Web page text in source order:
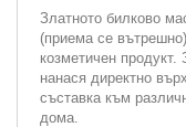
Златното билково
(приема се
козметичен
нанася директно
съставка към
дома.